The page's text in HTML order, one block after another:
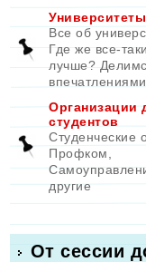
Университеты
Все об
Где же все-
лучше?
Организации
студентов
Студенческие
Профком,
другие
От сессии